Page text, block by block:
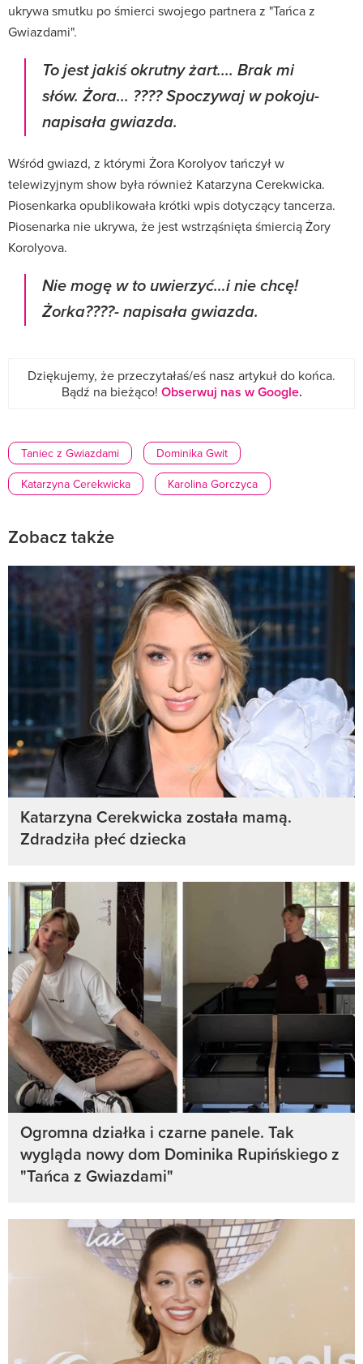
ukrywa smutku po śmierci swojego partnera z "Tańca z
Gwiazdami".
To jest jakiś okrutny żart.... Brak mi
słów. Żora... ???? Spoczywaj w pokoju-
napisała gwiazda.
Wśród gwiazd, z którymi Żora Korolyov tańczył w
telewizyjnym show była również Katarzyna Cerekwicka.
Piosenkarka opublikowała krótki wpis dotyczący tancerza.
Piosenarka nie ukrywa, że jest wstrząśnięta śmiercią Żory
Korolyova.
Nie mogę w to uwierzyć…i nie chcę!
Żorka????- napisała gwiazda.
Dziękujemy, że przeczytałaś/eś nasz artykuł do końca.
Bądź na bieżąco! Obserwuj nas w Google.
Taniec z Gwiazdami
Dominika Gwit
Katarzyna Cerekwicka
Karolina Gorczyca
Zobacz także
Katarzyna Cerekwicka została mamą.
Zdradziła płeć dziecka
Ogromna działka i czarne panele. Tak
wygląda nowy dom Dominika Rupińskiego z
"Tańca z Gwiazdami"